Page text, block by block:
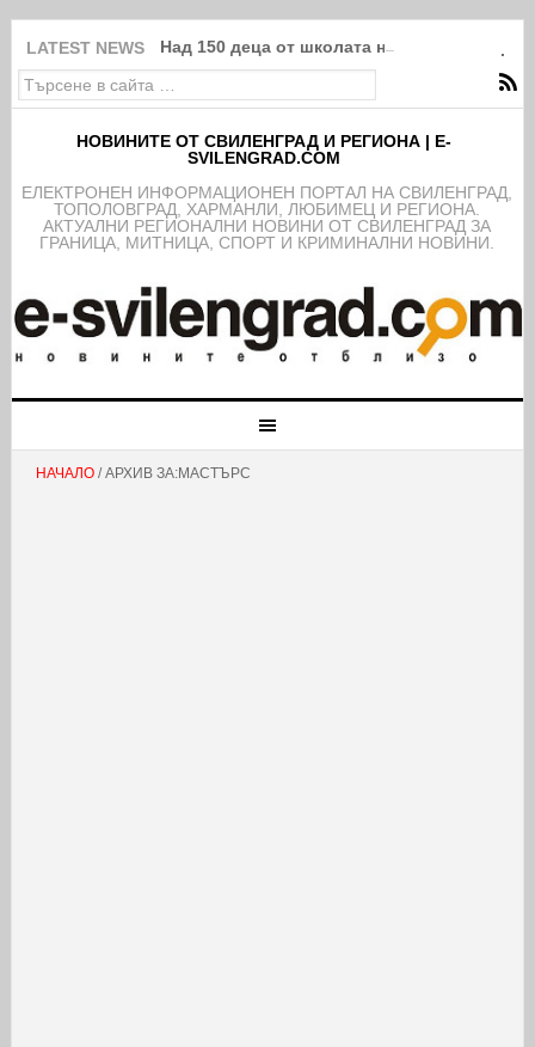
LATEST NEWS Над 150 деца от школата на ФК
НОВИНИТЕ ОТ СВИЛЕНГРАД И РЕГИОНА | E-
SVILENGRAD.COM
EЛЕКТРОНЕН ИНФОРМАЦИОНЕН ПОРТАЛ НА СВИЛЕНГРАД,
ТОПОЛОВГРАД, ХАРМАНЛИ, ЛЮБИМЕЦ И РЕГИОНА.
АКТУАЛНИ РЕГИОНАЛНИ НОВИНИ ОТ СВИЛЕНГРАД ЗА
ГРАНИЦА, МИТНИЦА, СПОРТ И КРИМИНАЛНИ НОВИНИ.
НАЧАЛО/ АРХИВ ЗА:МАСТЪРС